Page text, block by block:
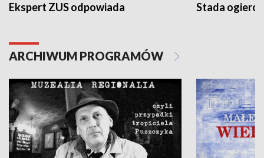
Ekspert ZUS odpowiada Stada
ARCHIWUM PROGRAMÓW